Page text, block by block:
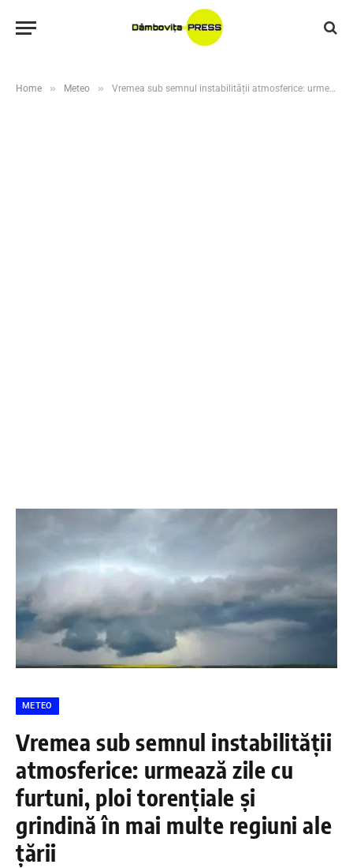
Home » Meteo » Vremea sub semnul instabilității atmosferice: urmează zile cu furtuni, ploi torențiale și grindină în mai multe regiuni ale țării
METEO
Vremea sub semnul instabilității
atmosferice: urmează zile cu
furtuni, ploi torențiale și
grindină în mai multe regiuni ale
țării